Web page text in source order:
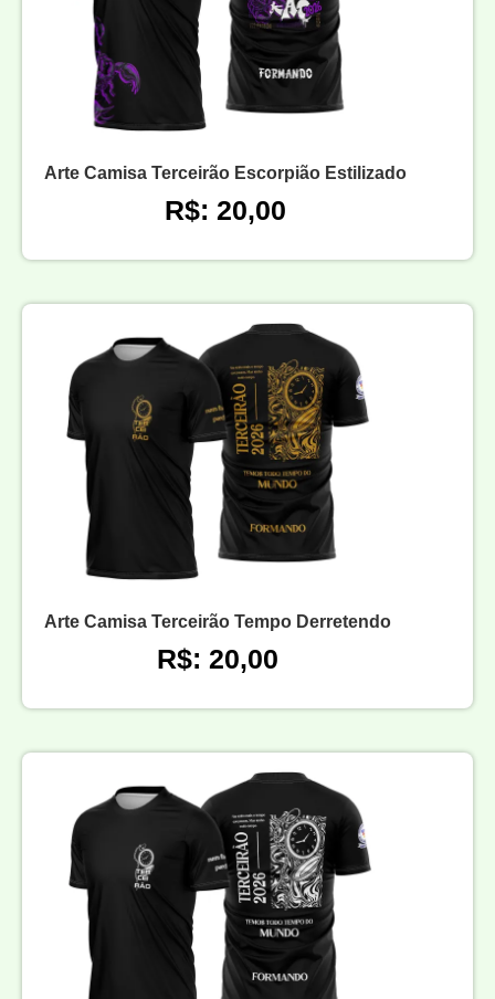
Arte Camisa Terceirão Escorpião Estilizado
R$: 20,00
Arte Camisa Terceirão Tempo Derretendo
R$: 20,00